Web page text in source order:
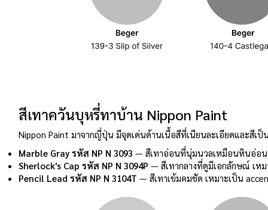
สีเทาควันบุหรี่ทาบ้าน Nippon Paint
Nippon Paint มาจากญี่ปุ่น มีจุดเด่นด้านเนื้อสีที่เนียนละเอียดและสีเ
Marble Gray รหัส NP N 3093 — สีเทาอ่อนที่นุ่มนวลเหมือนหินอ่อน
Sherlock's Cap รหัส NP N 3094P — สีเทากลางที่ดูมีเอกลักษณ์ เห
Pencil Lead รหัส NP N 3104T — สีเทาเข้มคมชัด เหมาะเป็น